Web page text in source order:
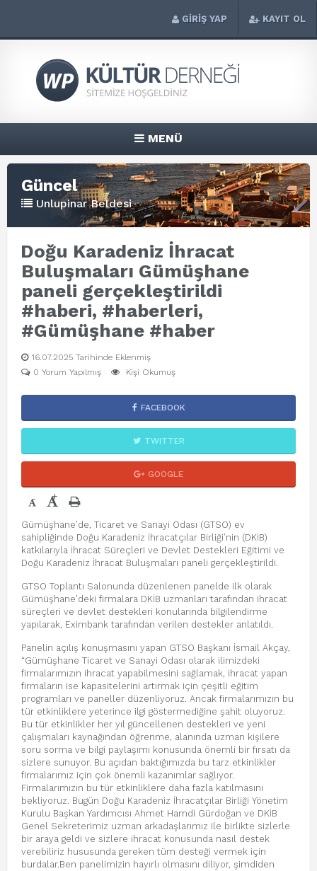
GİRİŞ YAP KAYIT OL
MENÜ
Güncel
Unlupinar Beldesi
Doğu Karadeniz İhracat
Buluşmaları Gümüşhane
paneli gerçekleştirildi
#haberi, #haberleri,
#Gümüşhane #haber
16.07.2025 Tarihinde Eklenmiş
0 Yorum Yapılmış
Kişi Okumuş
FACEBOOK
TWITTER
GOOGLE
- +
Gümüşhane’de, Ticaret ve Sanayi Odası (GTSO) ev
sahipliğinde Doğu Karadeniz İhracatçılar Birliği’nin (DKİB)
katkılarıyla İhracat Süreçleri ve Devlet Destekleri Eğitimi ve
Doğu Karadeniz İhracat Buluşmaları paneli gerçekleştirildi.
GTSO Toplantı Salonunda düzenlenen panelde ilk olarak
Gümüşhane’deki firmalara DKİB uzmanları tarafından ihracat
süreçleri ve devlet destekleri konularında bilgilendirme
yapılarak, Eximbank tarafından verilen destekler anlatıldı.
Panelin açılış konuşmasını yapan GTSO Başkanı İsmail Akçay,
“Gümüşhane Ticaret ve Sanayi Odası olarak ilimizdeki
firmalarımızın ihracat yapabilmesini sağlamak, ihracat yapan
firmaların ise kapasitelerini artırmak için çeşitli eğitim
programları ve paneller düzenliyoruz. Ancak firmalarımızın bu
tür etkinliklere yeterince ilgi göstermediğine şahit oluyoruz.
Bu tür etkinlikler her yıl güncellenen destekleri ve yeni
çalışmaları kaynağından öğrenme, alanında uzman kişilere
soru sorma ve bilgi paylaşımı konusunda önemli bir fırsatı da
sizlere sunuyor. Bu açıdan baktığımızda bu tarz etkinlikler
firmalarımız için çok önemli kazanımlar sağlıyor.
Firmalarımızın bu tür etkinliklere daha fazla katılmasını
bekliyoruz. Bugün Doğu Karadeniz İhracatçılar Birliği Yönetim
Kurulu Başkan Yardımcısı Ahmet Hamdi Gürdoğan ve DKİB
Genel Sekreterimiz uzman arkadaşlarımız ile birlikte sizlerle
bir araya geldi ve sizlere ihracat konusunda nasıl destek
verebiliriz hususunda gereken tüm desteği vermek için
burdalar.Ben panelimizin hayırlı olmasını diliyor, şimdiden